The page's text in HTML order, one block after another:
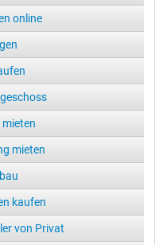
online
mieten
kaufen
von Privat